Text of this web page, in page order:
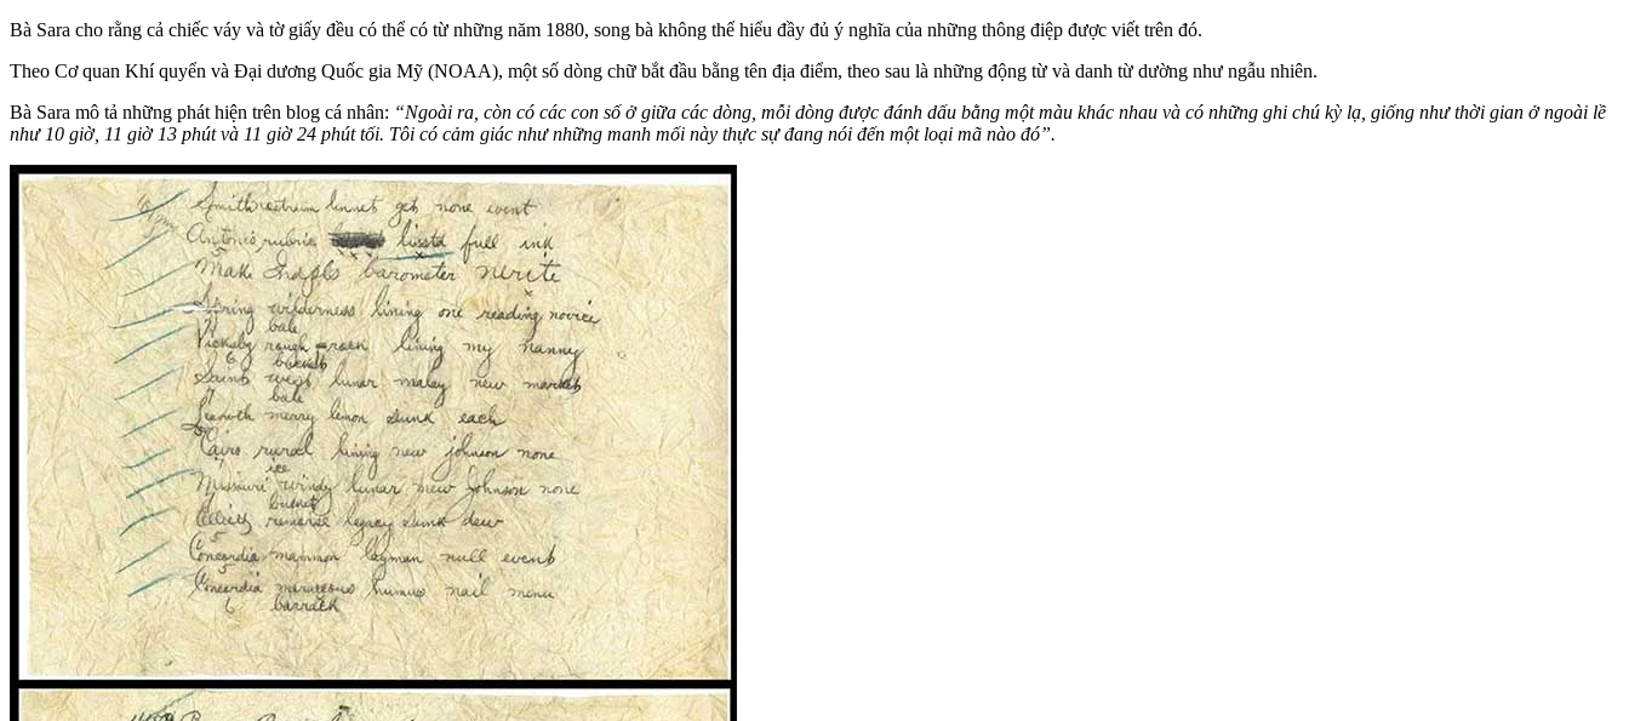
Bà Sara cho rằng cả chiếc váy và tờ giấy đều có thể có từ những năm 1880, song bà không thể hiểu đầy đủ ý nghĩa của những thông điệp được viết trên đó.
Theo Cơ quan Khí quyển và Đại dương Quốc gia Mỹ (NOAA), một số dòng chữ bắt đầu bằng tên địa điểm, theo sau là những động từ và danh từ dường như ngẫu nhiên.
Bà Sara mô tả những phát hiện trên blog cá nhân: “Ngoài ra, còn có các con số ở giữa các dòng, mỗi dòng được đánh dấu bằng một màu khác nhau và có những ghi chú kỳ lạ, giống như thời gian ở ngoài lề
như 10 giờ, 11 giờ 13 phút và 11 giờ 24 phút tối. Tôi có cảm giác như những manh mối này thực sự đang nói đến một loại mã nào đó”.